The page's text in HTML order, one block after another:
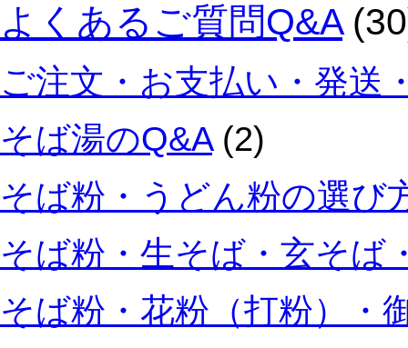
よくあるご質問Q&A
ご注文・お支払い・発送
そば湯のQ&A(2)
そば粉・うどん粉の選び
そば粉・生そば・玄そば
そば粉・花粉（打粉）・